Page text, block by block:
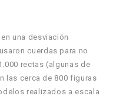
una desviación
cuerdas para no
rectas (algunas de
las cerca de 800 figuras
realizados a escala